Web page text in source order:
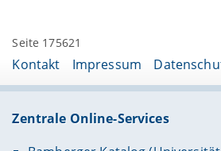
Seite 175621
Kontakt Impressum
Zentrale Online-Services